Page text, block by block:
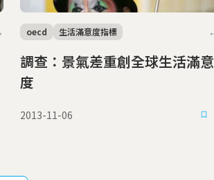
調查：景氣差重創全球生活滿意
度
oecd 生活滿意度指標
2013-11-06